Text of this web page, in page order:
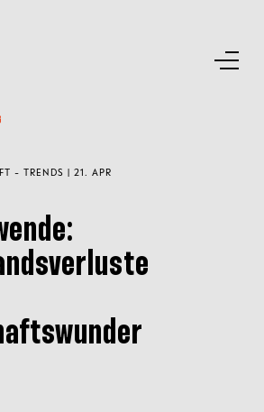
- TRENDS | 21. APR